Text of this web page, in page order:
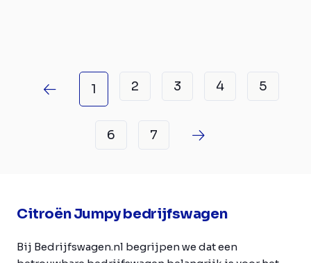
1 2 3 4 5
6 7
Citroën Jumpy bedrijfswagen
Bij Bedrijfswagen.nl begrijpen we dat een